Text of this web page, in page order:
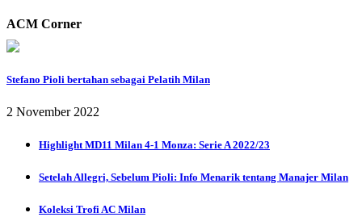
ACM Corner
Stefano Pioli bertahan sebagai Pelatih Milan
2 November 2022
Highlight MD11 Milan 4-1 Monza: Serie A 2022/23
Setelah Allegri, Sebelum Pioli: Info Menarik tentang Manajer Milan
Koleksi Trofi AC Milan